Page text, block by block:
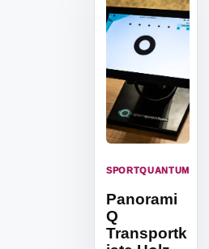
SPORTQUANTUM
Panorami
Q
Transportk